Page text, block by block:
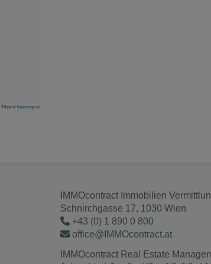
Tiles ©basemap.at
IMMOcontract Immobilien
Schnirchgasse 17, 1030 Wien
+43 (0) 1 890 0 800
office@IMMOcontract.at
IMMOcontract Real Estate